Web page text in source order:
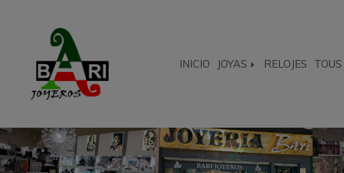
INICIO JOYAS RELOJES TOUS
Anterior